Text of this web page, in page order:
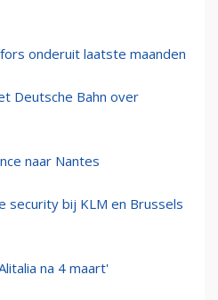
onderuit laatste maanden
Deutsche Bahn over
naar Nantes
security bij KLM en Brussels
na 4 maart'